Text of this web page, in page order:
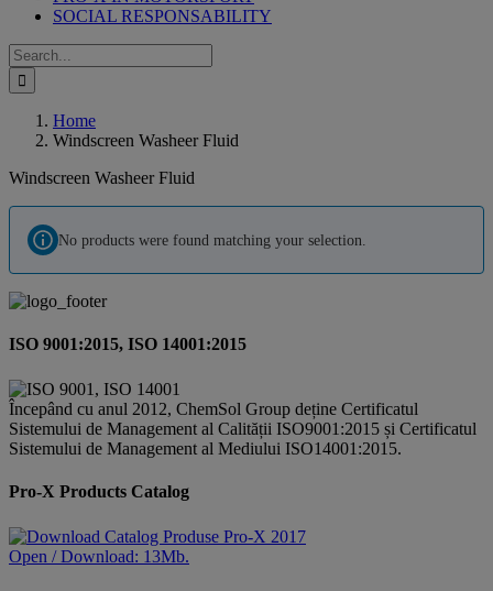
SOCIAL RESPONSABILITY
Search
for:
Home
Windscreen Washeer Fluid
Windscreen Washeer Fluid
No products were found matching your selection.
ISO 9001:2015, ISO 14001:2015
Începând cu anul 2012, ChemSol Group deține Certificatul
Sistemului de Management al Calității ISO9001:2015 și Certificatul
Sistemului de Management al Mediului ISO14001:2015.
Pro-X Products Catalog
Open / Download: 13Mb.